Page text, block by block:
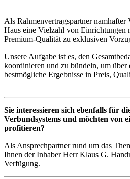
Als Rahmenvertragspartner namhafter
Haus eine Vielzahl von Einrichtungen
Premium-Qualität zu exklusiven
Unsere Aufgabe ist es, den
koordinieren und zu bündeln, um über
bestmögliche Ergebnisse in Preis,
Sie interessieren sich ebenfalls für
Verbundsystems und möchten von
profitieren?
Als Ansprechpartner rund um das
Ihnen der Inhaber Herr Klaus G.
Verfügung.